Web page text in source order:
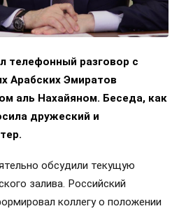
телефонный разговор с
Арабских Эмиратов
аль Нахайяном. Беседа, как
дружеский и
обсудили текущую
залива. Российский
коллегу о положении